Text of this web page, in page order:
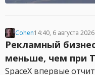
Cohen14:40, 6 августа 2026
Рекламный
меньше, чем при
SpaceX впервые